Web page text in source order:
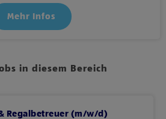
Mehr Infos
in diesem Bereich
& Regalbetreuer (m/w/d)